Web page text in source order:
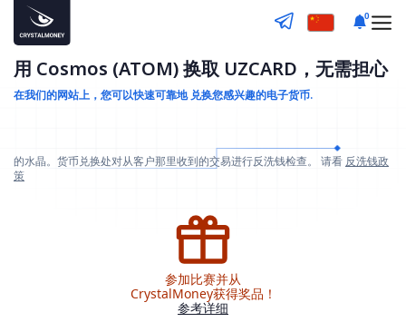
0
用 Cosmos (ATOM) 换取 UZCARD，无需担心
在我们的网站上，您可以快速可靠地 兑换您感兴趣的电子货币.
的水晶。货币兑换处对从客户那里收到的交易进行反洗钱检查。 请看 反洗钱政
策
参加比赛并从
CrystalMoney获得奖品！
参考详细